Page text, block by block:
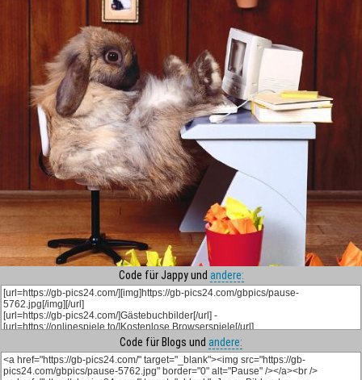
Code für Jappy und andere:
Code für Blogs und andere: